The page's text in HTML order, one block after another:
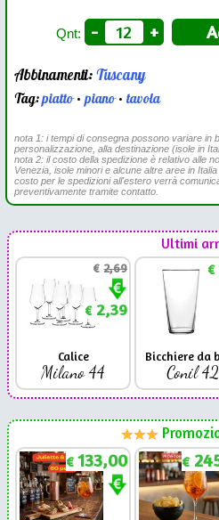
Qnt: - +
Abbinamenti:Tuscany
Tag:piatto•piano•tavola
nota 1: i tempi di consegna possono variare in
personalizzazione, alla destinazione (isole in
nota 2: il costo della spedizione è relativo alle
Venezia, isole minori e alcune altre aree in
costo per le spedizioni all'estero verrà
preventivamente tramite contatto.
Ultimi
€2,69
€2,39
Calice
Milano 44
€
Bicchiere da
Conil 42
€ 133,00 €